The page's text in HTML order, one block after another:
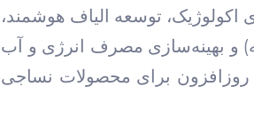
اکولوژیک، توسعه الیاف هوشمند،
و بهینه‌سازی مصرف انرژی و آب
برای محصولات نساجی